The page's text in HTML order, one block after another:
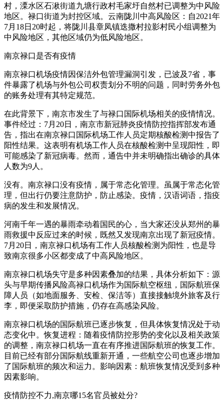
村，溧水区石湫街道九塘行政村毛家圩自然村已调整为中风险
地区。禄口街道为封控区域。云南陇川中高风险区：自2021年
7月18日20时起，将陇川县章凤镇迭撒村拉影村民小组调整为
中风险地区，其他区域仍为低风险地区。
南京禄口是否有疫情
南京禄口机场疫情因保洁外包管理漏洞引发，已波及7省，事
件暴露了机场与外包公司权责划分不明的问题，同时劳务外包
的账务处理有其特定规范。
在此背景下，南京市发生了与禄口国际机场相关的疫情情况。
事件经过：7月20日，南京市新冠肺炎疫情防控指挥部发布通
告，指出在南京禄口国际机场工作人员定期核酸检测中报告了
阳性结果。这表明有机场工作人员在核酸检测中呈现阳性，即
可能感染了新冠病毒。然而，通告中并未明确指出确诊的具体
人数为9人。
没有。南京禄口没有疫情，属于常态化管理。虽属于常态化管
理，但出行仍要注意防护，防止感染。疫情，汉语词语，指疫
病的发生和发展情况。
河南千年一遇的暴雨牵动着国民的心，当大家还没从郑州的暴
雨救援中反应过来的时候，既然又发现南京出现了新冠疫情。
7月20日，南京禄口机场有工作人员核酸检测为阳性，也是导
致南京很多小区都变成了中高风险地区。
南京禄口机场失守是多种因素叠加的结果，具体分析如下：源
头与早期传播风险高禄口机场作为国际航空枢纽，国际航班保
障人员（如地面服务、安检、保洁等）直接接触境外旅客及行
李，即便采取防护措施，仍存在高感染风险。
南京禄口机场的国际航班已逐步恢复，但具体恢复情况处于动
态变化中。恢复进程：随着疫情防控形势的变化以及相关政策
的调整，南京禄口机场一直在有序推进国际航班的恢复工作。
目前已经有部分国际航线重新开通，一些航空公司也逐步增加
了国际航班的频次和运力。影响因素：航班恢复情况受到多种
因素影响。
疫情防控不力,南京哪15名官员被处分?